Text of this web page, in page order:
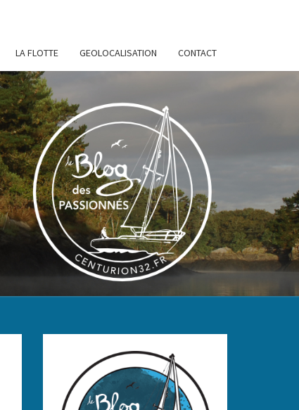
LA FLOTTE GEOLOCALISATION CONTACT